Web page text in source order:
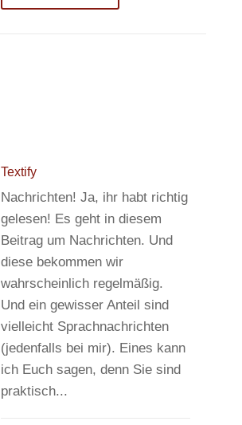
Textify
Nachrichten! Ja, ihr habt richtig
gelesen! Es geht in diesem
Beitrag um Nachrichten. Und
diese bekommen wir
wahrscheinlich regelmäßig.
Und ein gewisser Anteil sind
vielleicht Sprachnachrichten
(jedenfalls bei mir). Eines kann
ich Euch sagen, denn Sie sind
praktisch...